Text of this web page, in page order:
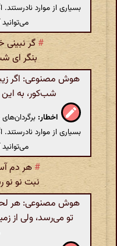
بسیاری از موارد
می‌توانید
# گر
بنگر ای
هوش مصنوعی: اگر
شب‌کور، به
اخطار:
بسیاری از موارد
می‌توانید
#هر دم
نبت نو نو
هوش مصنوعی: هر
تو می‌رسد، ولی از